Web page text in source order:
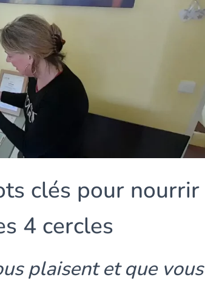
clés pour nourrir
4 cercles
plaisent et que vous